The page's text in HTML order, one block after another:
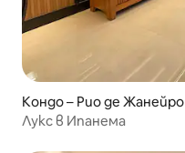
Кондо – Рио де Жанейро
Лукс в Ипанема